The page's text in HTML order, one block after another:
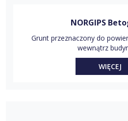
NORGIPS
Grunt przeznaczony do
wewnątrz
WIĘCEJ